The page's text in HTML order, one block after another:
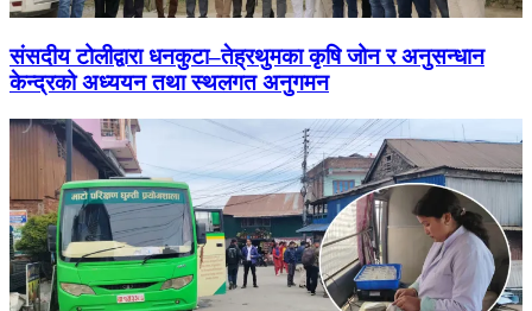
संसदीय टोलीद्वारा धनकुटा–तेह्रथुमका कृषि जोन र अनुसन्धान
केन्द्रको अध्ययन तथा स्थलगत अनुगमन